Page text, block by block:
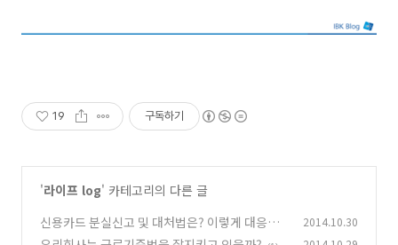
19 구독하기
'라이프 log' 카테고리의 다른 글
신용카드 분실신고 및 대처법은? 이렇게 대응하
세요!
(0)
2014.10.30